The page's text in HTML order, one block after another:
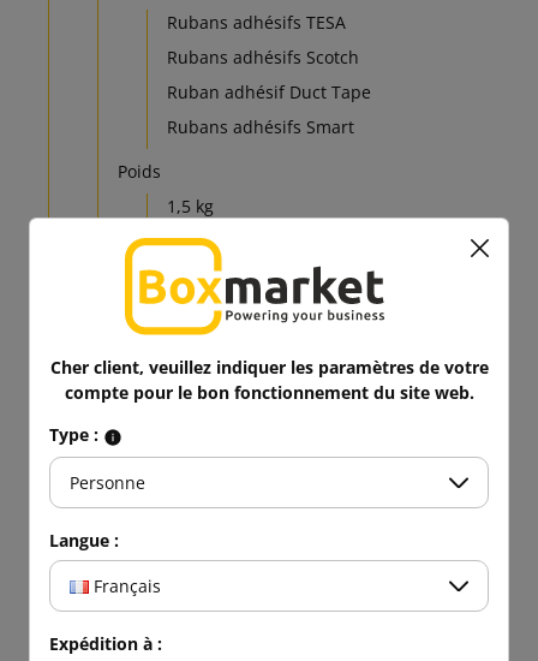
Rubans adhésifs TESA
Rubans adhésifs Scotch
Ruban adhésif Duct Tape
Rubans adhésifs Smart
Poids
1,5 kg
3,0 kg
0,32 kg
0,7 kg
transparent
brun
Matériel de rembourrage et de remplissage
Skropak - chips écologiques pour remplir des
Film à bulles d'air
Papier d'emballage
Cher client, veuillez indiquer les paramètres de votre
compte pour le bon fonctionnement du site web.
Type :
Personne
Langue :
Français
Expédition à :